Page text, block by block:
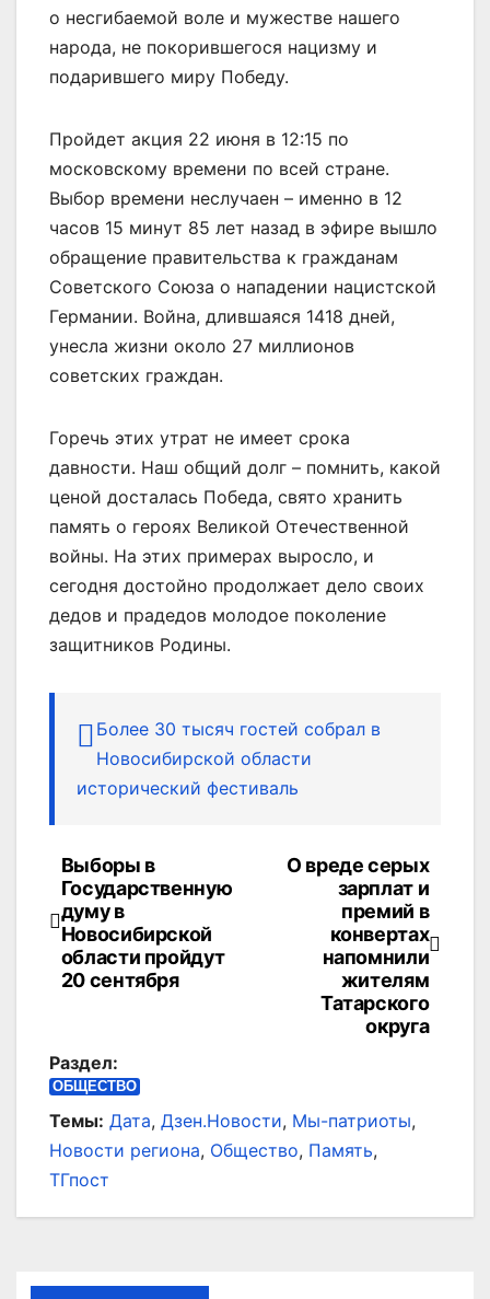
о несгибаемой воле и мужестве нашего
народа, не покорившегося нацизму и
подарившего миру Победу.
Пройдет акция 22 июня в 12:15 по
московскому времени по всей стране.
Выбор времени неслучаен – именно в 12
часов 15 минут 85 лет назад в эфире вышло
обращение правительства к гражданам
Советского Союза о нападении нацистской
Германии. Война, длившаяся 1418 дней,
унесла жизни около 27 миллионов
советских граждан.
Горечь этих утрат не имеет срока
давности. Наш общий долг – помнить, какой
ценой досталась Победа, свято хранить
память о героях Великой Отечественной
войны. На этих примерах выросло, и
сегодня достойно продолжает дело своих
дедов и прадедов молодое поколение
защитников Родины.
Более 30 тысяч гостей собрал в
Новосибирской области
исторический фестиваль
Навигация
по
записям
О вреде серых
зарплат и
премий в
конвертах
напомнили
жителям
Татарского
округа
Выборы в
Государственную
думу в
Новосибирской
области пройдут
20 сентября
Раздел:
ОБЩЕСТВО
Темы: Дата, Дзен.Новости, Мы-патриоты,
Новости региона, Общество, Память,
ТГпост